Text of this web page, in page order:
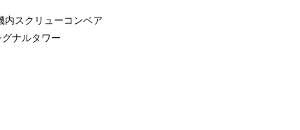
内スクリューコンベア
ナルタワー